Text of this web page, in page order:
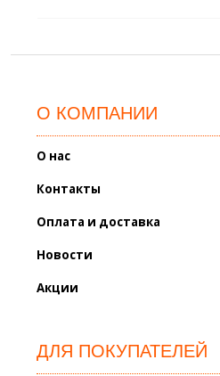
О КОМПАНИИ
О нас
Контакты
Оплата и доставка
Новости
Акции
ДЛЯ ПОКУПАТЕЛЕЙ